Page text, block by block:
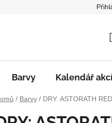
Barvy Kalendář
/ Barvy / DRY: ASTORATH RED